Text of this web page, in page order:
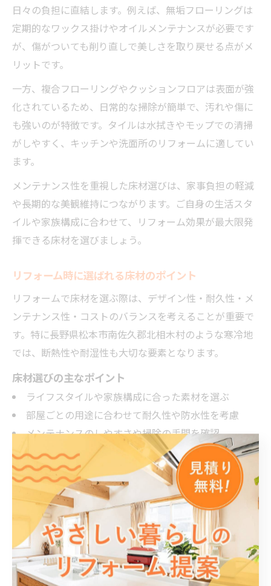
日々の負担に直結します。例えば、無垢フローリングは
定期的なワックス掛けやオイルメンテナンスが必要です
が、傷がついても削り直しで美しさを取り戻せる点がメ
リットです。
一方、複合フローリングやクッションフロアは表面が強
化されているため、日常的な掃除が簡単で、汚れや傷に
も強いのが特徴です。タイルは水拭きやモップでの清掃
がしやすく、キッチンや洗面所のリフォームに適してい
ます。
メンテナンス性を重視した床材選びは、家事負担の軽減
や長期的な美観維持につながります。ご自身の生活スタ
イルや家族構成に合わせて、リフォーム効果が最大限発
揮できる床材を選びましょう。
リフォーム時に選ばれる床材のポイント
リフォームで床材を選ぶ際は、デザイン性・耐久性・メ
ンテナンス性・コストのバランスを考えることが重要で
す。特に長野県松本市南佐久郡北相木村のような寒冷地
では、断熱性や耐湿性も大切な要素となります。
床材選びの主なポイント
ライフスタイルや家族構成に合った素材を選ぶ
部屋ごとの用途に合わせて耐久性や防水性を考慮
メンテナンスのしやすさや掃除の手間を確認
予算や補助金制度も活用し、無理のない計画を立てる
リフォーム業者の実績やアフターサポート体制も、満足
度を左右する大きなポイントです。複数の業者から見積
もりを取り、実際の施工事例や口コミを参考にして納得
できる選択をしましょう。